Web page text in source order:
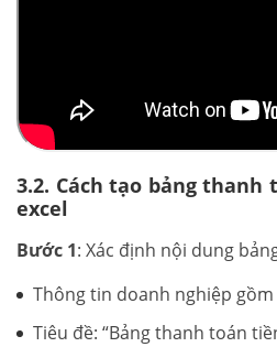
3.2. Cách tạo bảng
excel
Bước 1: Xác định nội dung
Thông tin doanh nghiệp gồm
Tiêu đề: “Bảng thanh toán